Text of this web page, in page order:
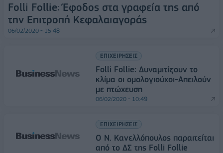
Folli Follie: Έφοδος στα γραφεία της από
την Επιτροπή Κεφαλαιαγοράς
06/02/2020 - 15:48
ΕΠΙΧΕΙΡΗΣΕΙΣ
Folli Follie: Δυναμιτίζουν το
κλίμα οι ομολογιούχοι-Απειλούν
με πτώχευση
06/02/2020 - 10:49
ΕΠΙΧΕΙΡΗΣΕΙΣ
Ο Ν. Κανελλόπουλος παραιτείται
από το ΔΣ της Folli Follie